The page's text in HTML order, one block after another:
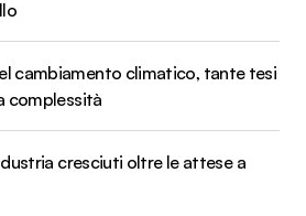
cambiamento climatico, tante tesi
complessità
cresciuti oltre le attese a